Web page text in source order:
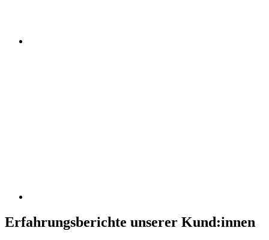
Erfahrungsberichte unserer Kund:innen